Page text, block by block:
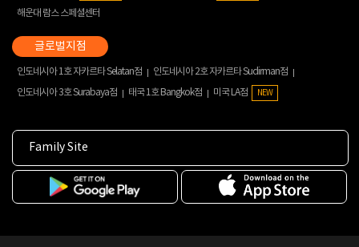
해운대 람스 스페셜센터
인도네시아 1호 자카르타 Selatan점
인도네시아 2호 자카르타 Sudirman점
인도네시아 3호 Surabaya점
태국 1호 Bangkok점 미국 LA점 NEW
Family Site